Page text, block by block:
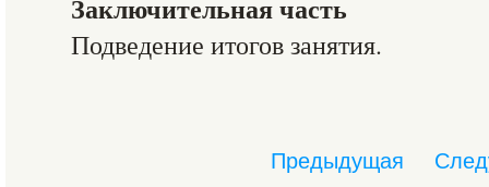
Заключительная часть
Подведение итогов занятия.
Предыдущая